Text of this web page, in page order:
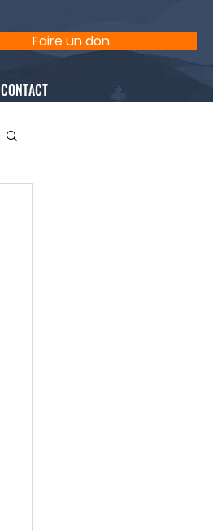
Faire un don
CONTACT